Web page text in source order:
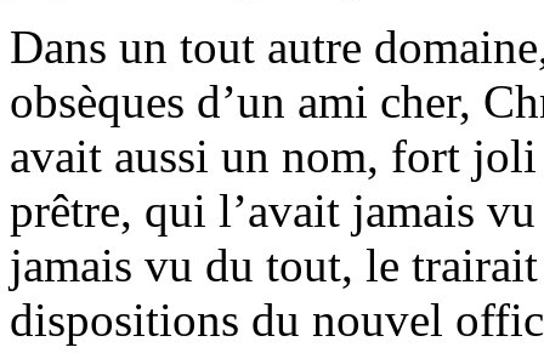
Dans un tout autre
obsèques d’un ami cher,
avait aussi un nom, fort
prêtre, qui l’avait jamais
jamais vu du tout, le
dispositions du nouvel